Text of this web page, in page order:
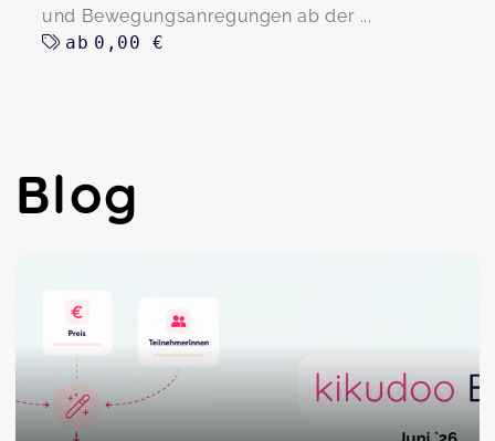
und Bewegungsanregungen ab der ...
ab 0,00 €
Blog